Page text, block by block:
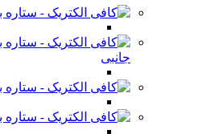
جانبی